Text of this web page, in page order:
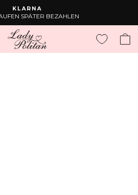
Pause
KLARNA
SPÄTER BEZAHLEN